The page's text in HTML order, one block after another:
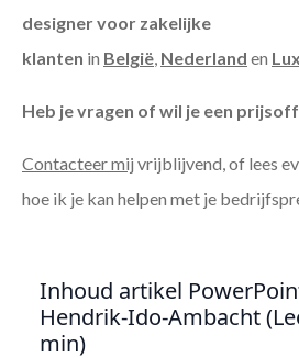
designer voor zakelijke
klanten in België, Nederland en
Heb je vragen of wil je een
Contacteer mij vrijblijvend, of lees
hoe ik je kan helpen met je
Inhoud artikel
Hendrik-Ido-Ambacht
min)